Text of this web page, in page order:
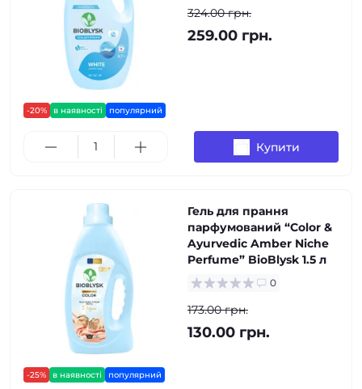
-20% в наявності популярний
324.00 грн.
259.00 грн.
Купити
-25% в наявності популярний
Гель для прання
парфумований “Color &
Ayurvedic Amber Niche
Perfume” BioBlysk 1.5 л
0
173.00 грн.
130.00 грн.